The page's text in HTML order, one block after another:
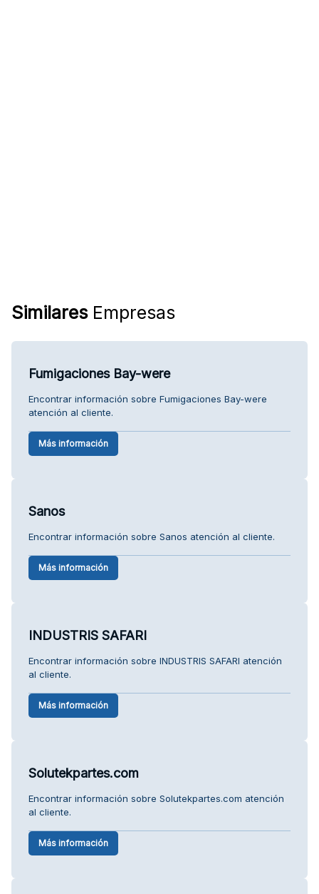
SimilaresEmpresas
Fumigaciones Bay-were
Encontrar información sobre Fumigaciones Bay-were
atención al cliente.
Más información
Sanos
Encontrar información sobre Sanos atención al cliente.
Más información
INDUSTRIS SAFARI
Encontrar información sobre INDUSTRIS SAFARI atención
al cliente.
Más información
Solutekpartes.com
Encontrar información sobre Solutekpartes.com atención
al cliente.
Más información